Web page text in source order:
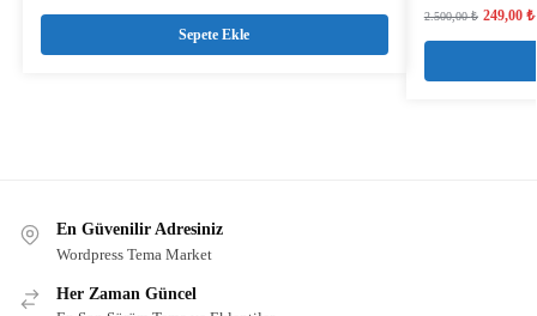
Sepete Ekle
2.500,00₺ 249,00 ₺
En Güvenilir Adresiniz
Wordpress Tema Market
Her Zaman Güncel